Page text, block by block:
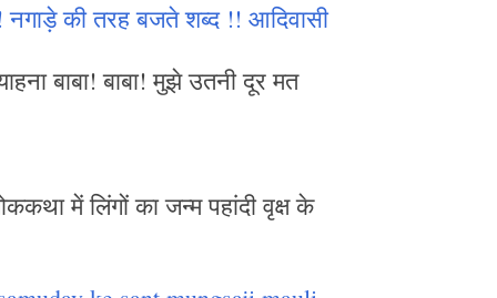
नगाड़े की तरह बजते शब्द !! आदिवासी
बाबा! बाबा! मुझे उतनी दूर मत
में लिंगों का जन्म पहांदी वृक्ष के